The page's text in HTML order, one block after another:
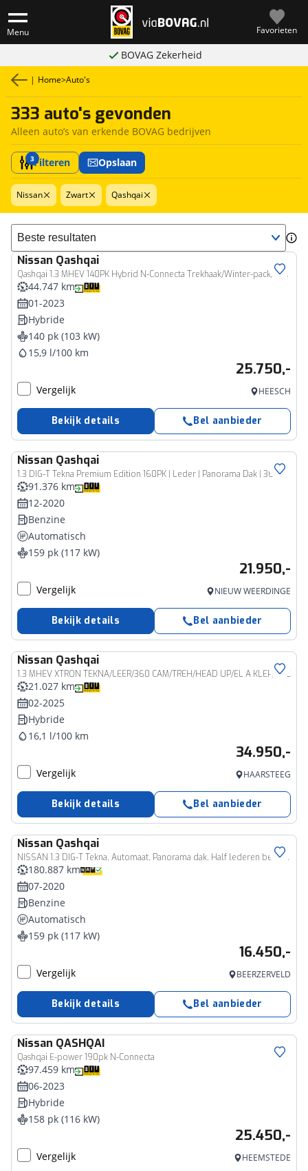
Menu Favorieten
BOVAG Zekerheid
| Home>Auto's
333 auto's gevonden
Alleen auto’s van erkende BOVAG bedrijven
3Filteren Opslaan
Nissan Zwart Qashqai
Sorteer resultaten
Nissan Qashqai
Qashqai 1.3 MHEV 140PK Hybrid N-Connecta Trekhaak/Winter-pack/Camera/Adaptive-cruise
44.747 km
01-2023
Hybride
140 pk (103 kW)
15,9 l/100 km
25.750,-
Vergelijk HEESCH
Bekijk details Bel aanbieder
Nissan Qashqai
1.3 DIG-T Tekna Premium Edition 160PK | Leder | Panorama Dak | 360 Camera | Cruise Control | LED Koplampen | Metallic Lak | Navigatie | All Season Banden | 19'' Lichtmetalen Velgen | Apple Carplay | Android Auto | Lane Assist |
91.376 km
12-2020
Benzine
Automatisch
159 pk (117 kW)
21.950,-
Vergelijk NIEUW WEERDINGE
Bekijk details Bel aanbieder
Nissan Qashqai
1.3 MHEV XTRON TEKNA/LEER/360 CAM/TREH/HEAD UP/EL A KLEP/ENZ
21.027 km
02-2025
Hybride
16,1 l/100 km
34.950,-
Vergelijk HAARSTEEG
Bekijk details Bel aanbieder
Nissan Qashqai
NISSAN 1.3 DIG-T Tekna, Automaat, Panorama dak, Half lederen bekl., Trekhaak
180.887 km
07-2020
Benzine
Automatisch
159 pk (117 kW)
16.450,-
Vergelijk BEERZERVELD
Bekijk details Bel aanbieder
Nissan QASHQAI
Qashqai E-power 190pk N-Connecta
97.459 km
06-2023
Hybride
158 pk (116 kW)
25.450,-
Vergelijk HEEMSTEDE